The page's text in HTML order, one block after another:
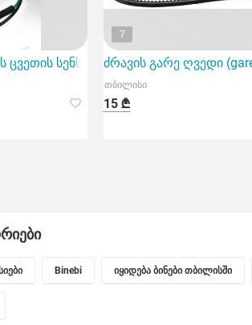
ცვეთის სენსორი (hundebis sensori )
7
ძრავის გარე ღვედი
თბილისი
15 ₾
Binebi იყიდება ბინები თბილისში